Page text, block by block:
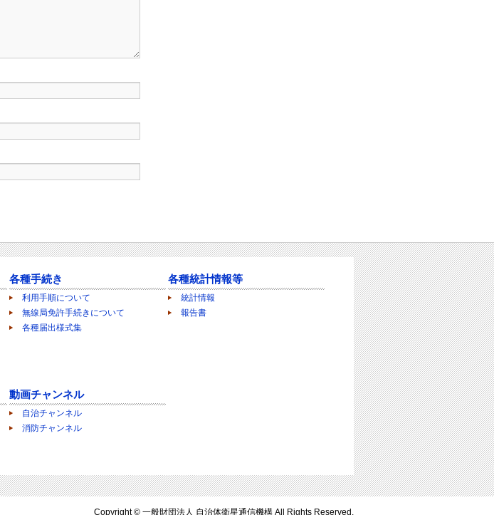
各種手続き
利用手順について
無線局免許手続きについて
各種届出様式集
各種統計情報等
統計情報
報告書
動画チャンネル
自治チャンネル
消防チャンネル
Copyright © 一般財団法人 自治体衛星通信機構 All Rights Reserved.